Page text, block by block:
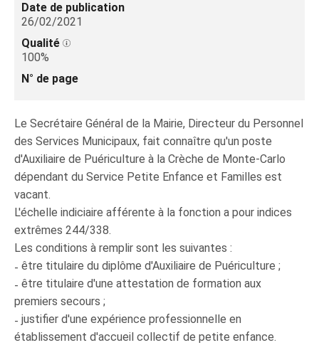
Date de publication
26/02/2021
Qualité
100%
N° de page
Le Secrétaire Général de la Mairie, Directeur du Personnel
des Services Municipaux, fait connaître qu'un poste
d'Auxiliaire de Puériculture à la Crèche de Monte-Carlo
dépendant du Service Petite Enfance et Familles est
vacant.
L'échelle indiciaire afférente à la fonction a pour indices
extrêmes 244/338.
Les conditions à remplir sont les suivantes :
˗ être titulaire du diplôme d'Auxiliaire de Puériculture ;
˗ être titulaire d'une attestation de formation aux
premiers secours ;
˗ justifier d'une expérience professionnelle en
établissement d'accueil collectif de petite enfance.